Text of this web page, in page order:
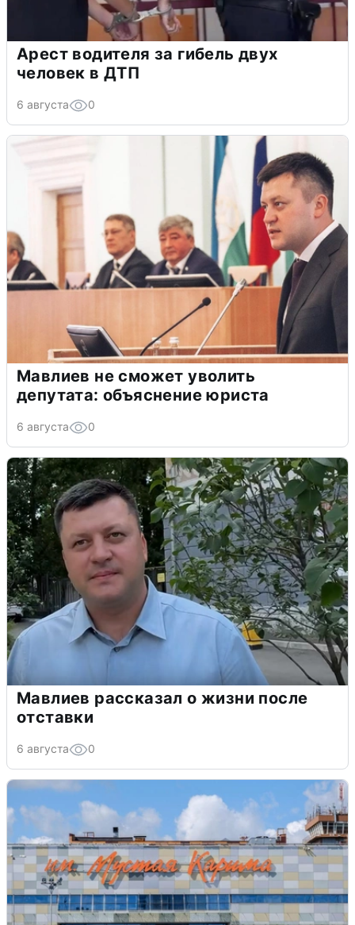
Арест водителя за гибель двух
человек в ДТП
6 августа 0
Мавлиев не сможет уволить
депутата: объяснение юриста
6 августа 0
Мавлиев рассказал о жизни после
отставки
6 августа 0